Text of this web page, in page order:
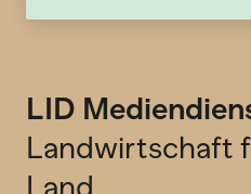
LID
Landwirtschaft
Land